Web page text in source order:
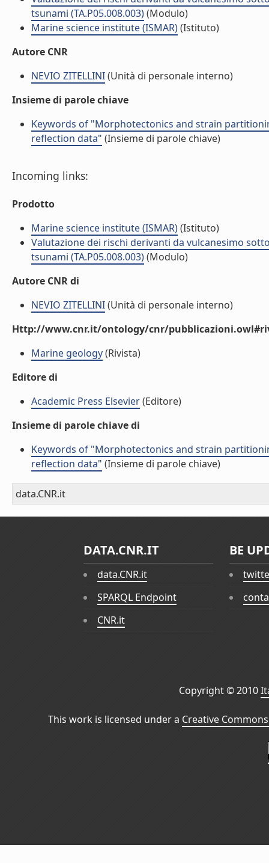
tsunami (TA.P05.008.003)(Modulo)
Marine science institute (ISMAR)(Istituto)
Autore CNR
NEVIO ZITELLINI(Unità di personale interno)
Insieme di parole chiave
Keywords of "Morphotectonics and strain
reflection data" (Insieme di parole chiave)
Incoming links:
Prodotto
Marine science institute (ISMAR)(Istituto)
Valutazione dei rischi derivanti da vulcanesimo
tsunami (TA.P05.008.003)(Modulo)
Autore CNR di
NEVIO ZITELLINI(Unità di personale interno)
Http://www.cnr.it/ontology/cnr/
Marine geology(Rivista)
Editore di
Academic Press Elsevier(Editore)
Insieme di parole chiave di
Keywords of "Morphotectonics and strain
reflection data" (Insieme di parole chiave)
data.CNR.it
DATA.CNR.IT
data.CNR.it
SPARQL Endpoint
CNR.it
BE
Copyright © 2010
This work is licensed under a Creative